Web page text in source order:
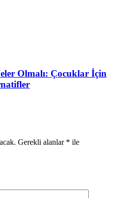
Olmalı: Çocuklar İçin
Gerekli alanlar * ile